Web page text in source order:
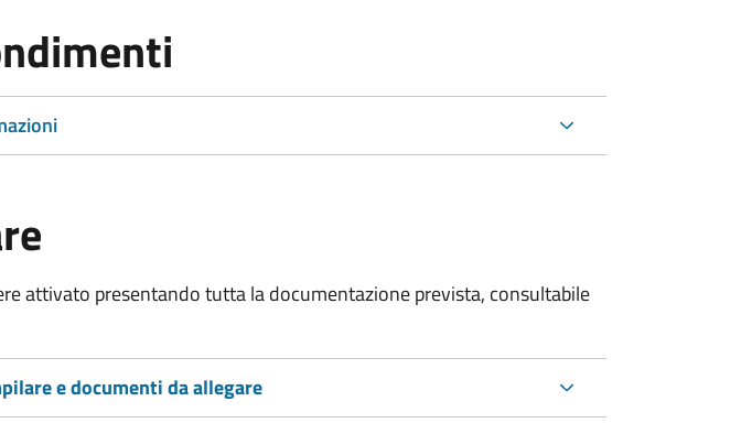
attivato presentando tutta la documentazione prevista, consultabile
e documenti da allegare